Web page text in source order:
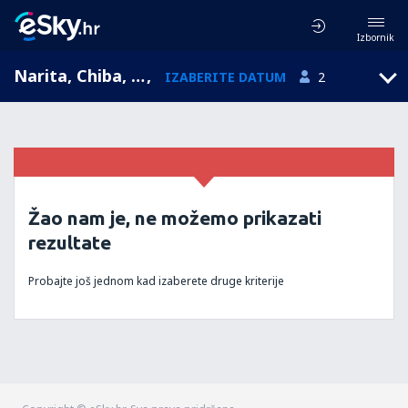
Izbornik
Narita, Chiba, Japan, IZABERITE DATUM 2
Žao nam je, ne možemo prikazati
rezultate
Probajte još jednom kad izaberete druge kriterije